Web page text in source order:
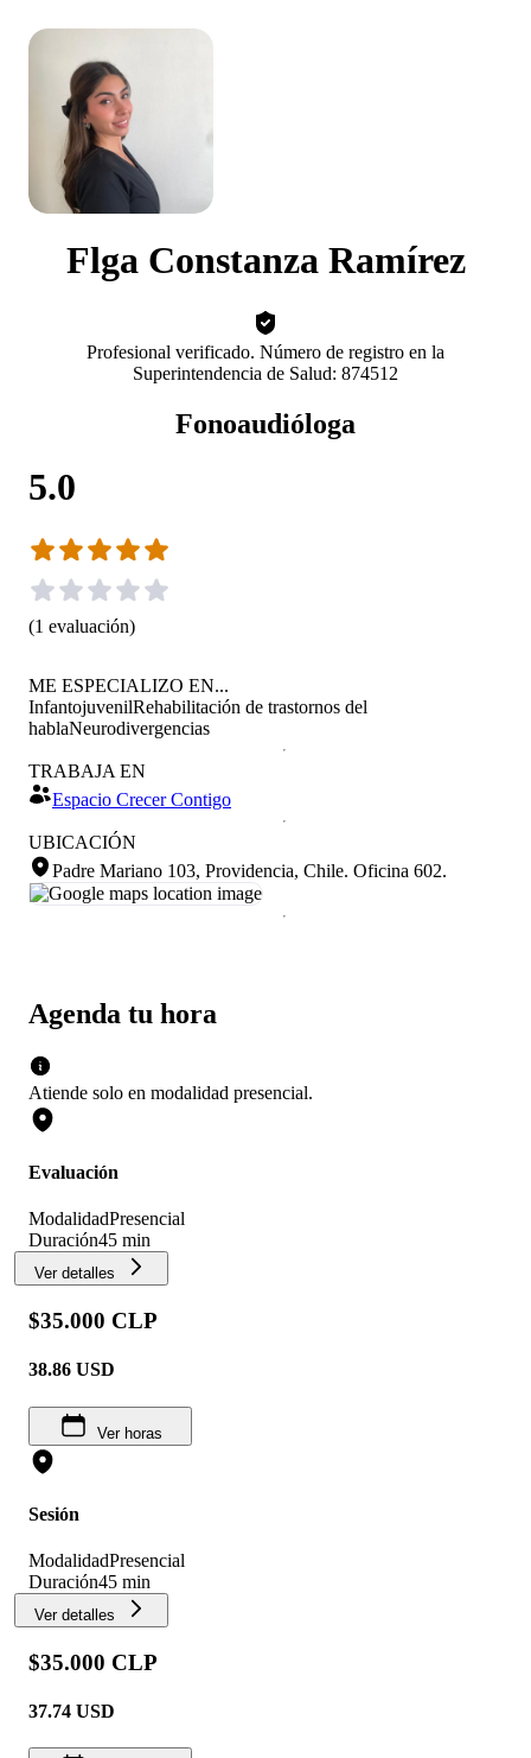
Flga Constanza Ramírez
Profesional verificado. Número de registro en la
Superintendencia de Salud: 874512
Fonoaudióloga
5.0
(1 evaluación)
Agenda tu hora
Atiende solo en modalidad presencial.
Evaluación
ModalidadPresencial
Duración45 min
Ver detalles
$35.000 CLP
38.86 USD
Ver horas
Sesión
ModalidadPresencial
Duración45 min
Ver detalles
$35.000 CLP
37.74 USD
ME ESPECIALIZO EN...
InfantojuvenilRehabilitación de trastornos del
hablaNeurodivergencias
TRABAJA EN
Espacio Crecer Contigo
UBICACIÓN
Padre Mariano 103, Providencia, Chile. Oficina 602.